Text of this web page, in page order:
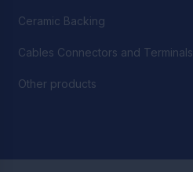
Ceramic Backing
Cables Connectors and Terminals
Other products